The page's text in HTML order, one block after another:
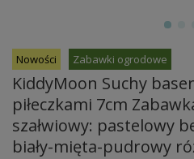
Nowości Zabawki ogrodowe
KiddyMoon Suchy
piłeczkami 7cm
szałwiowy: pastelowy
biały-mięta-pudrowy